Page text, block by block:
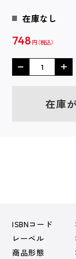
在庫なし
748 円
在庫
ISBNコード
レーベル
商品形態